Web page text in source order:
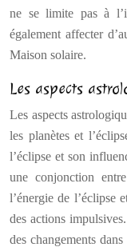
ne se limite pas à
également affecter
Maison solaire.
Les aspects
Les aspects
les planètes et
l’éclipse et son
une conjonction
l’énergie de l’éclipse
des actions
des changements